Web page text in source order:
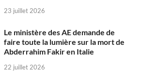
23 juillet 2026
Le ministère des AE demande de
faire toute la lumière sur la mort de
Abderrahim Fakir en Italie
22 juillet 2026